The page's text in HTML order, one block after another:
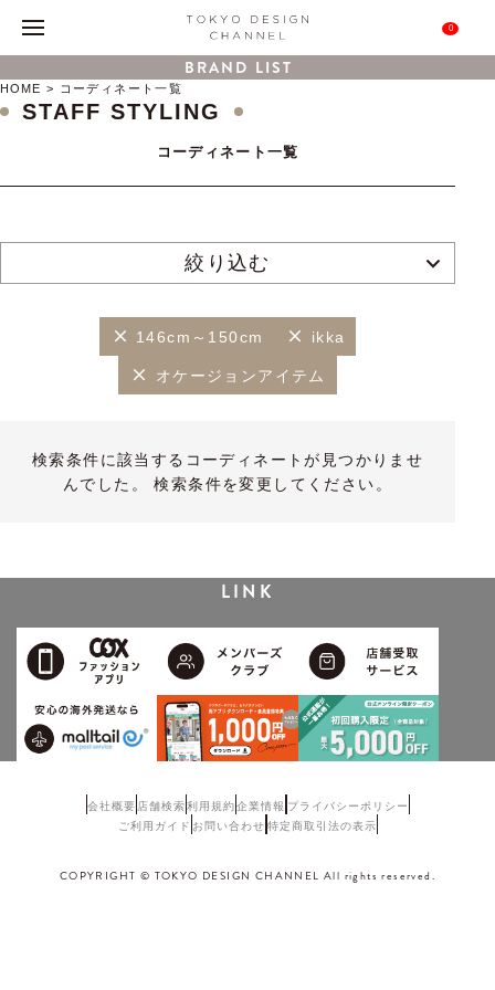
0
BRAND LIST
HOME コーディネート一覧
STAFF STYLING
コーディネート一覧
絞り込む
146cm～150cm ikka
オケージョンアイテム
検索条件に該当するコーディネートが見つかりませ
んでした。 検索条件を変更してください。
LINK
会社概要 店舗検索利用規約企業情報 プライバシーポリシー
ご利用ガイド お問い合わせ 特定商取引法の表示
COPYRIGHT © TOKYO DESIGN CHANNEL All rights reserved.